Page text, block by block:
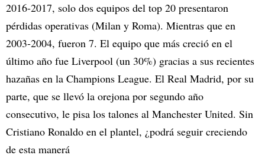
2016-2017, solo dos equipos del top 20 presentaron
pérdidas operativas (Milan y Roma). Mientras que en
2003-2004, fueron 7. El equipo que más creció en el
último año fue Liverpool (un 30%) gracias a sus recientes
hazañas en la Champions League. El Real Madrid, por su
parte, que se llevó la orejona por segundo año
consecutivo, le pisa los talones al Manchester United. Sin
Cristiano Ronaldo en el plantel, ¿podrá seguir creciendo
de esta manerá